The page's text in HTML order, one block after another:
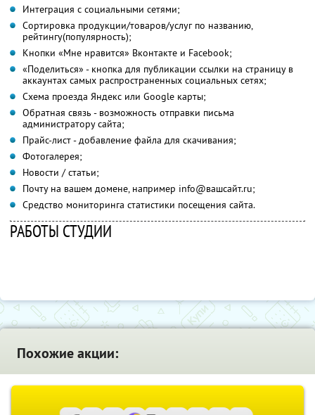
Интеграция с социальными сетями;
Сортировка продукции/товаров/услуг по названию,
рейтингу(популярность);
Кнопки «Мне нравится» Вконтакте и Facebook;
«Поделиться» - кнопка для публикации ссылки на страницу в
аккаунтах самых распространенных социальных сетях;
Схема проезда Яндекс или Google карты;
Обратная связь - возможность отправки письма
администратору сайта;
Прайс-лист - добавление файла для скачивания;
Фотогалерея;
Новости / статьи;
Почту на вашем домене, например info@вашсайт.ru;
Средство мониторинга статистики посещения сайта.
РАБОТЫ СТУДИИ
Похожие акции: